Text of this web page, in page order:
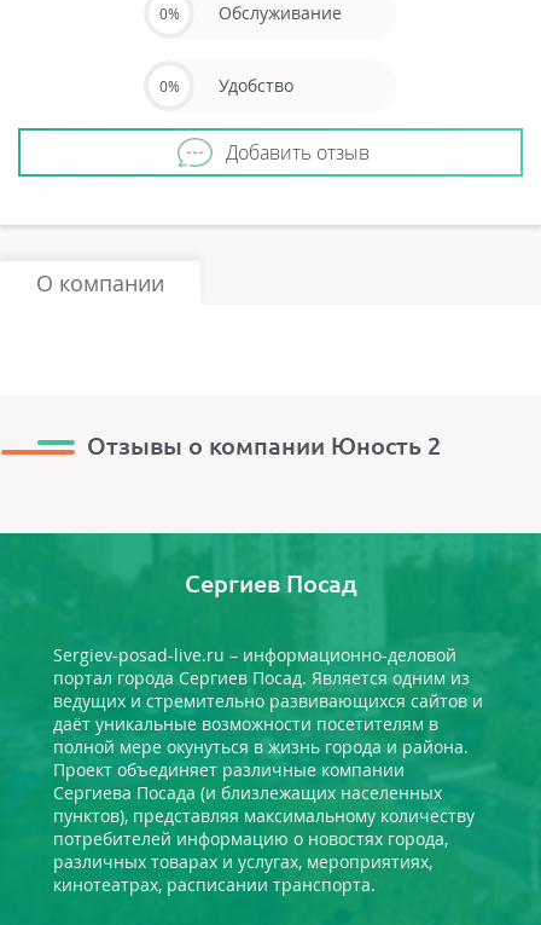
0% Обслуживание
0% Удобство
Добавить отзыв
О компании
Отзывы о компании Юность 2
Сергиев Посад
Sergiev-posad-live.ru – информационно-деловой
портал города Сергиев Посад. Является одним из
ведущих и стремительно развивающихся сайтов и
даёт уникальные возможности посетителям в
полной мере окунуться в жизнь города и района.
Проект объединяет различные компании
Сергиева Посада (и близлежащих населенных
пунктов), представляя максимальному количеству
потребителей информацию о новостях города,
различных товарах и услугах, мероприятиях,
кинотеатрах, расписании транспорта.